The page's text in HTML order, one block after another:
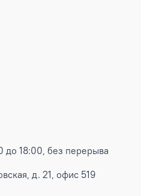
18:00, без перерыва
д. 21, офис 519